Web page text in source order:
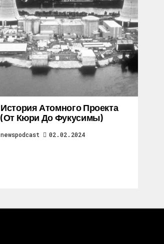
История Атомного Проекта
(от Кюри До Фукусимы)
newspodcast 02.02.2024